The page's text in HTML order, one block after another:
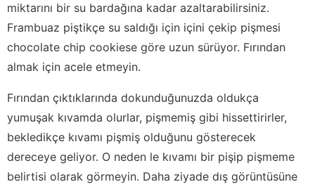
miktarını bir su bardağına kadar azaltarabilirsiniz.
Frambuaz piştikçe su saldığı için içini çekip pişmesi
chocolate chip cookiese göre uzun sürüyor. Fırından
almak için acele etmeyin.
Fırından çıktıklarında dokunduğunuzda oldukça
yumuşak kıvamda olurlar, pişmemiş gibi hissettirirler,
bekledikçe kıvamı pişmiş olduğunu gösterecek
dereceye geliyor. O neden le kıvamı bir pişip pişmeme
belirtisi olarak görmeyin. Daha ziyade dış görüntüsüne